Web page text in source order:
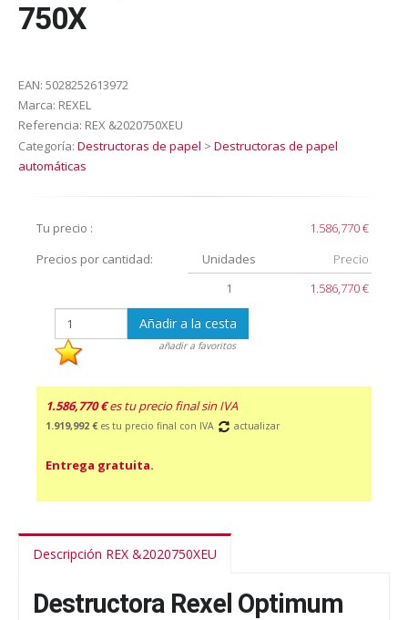
750X
EAN: 5028252613972
Marca: REXEL
Referencia: REX &2020750XEU
Categoría: Destructoras de papel > Destructoras de papel
automáticas
Tu precio :
1.586,770 €
Precios por cantidad:
Unidades
Precio
1
1.586,770 €
Añadir a la cesta
añadir a favoritos
1.586,770 € es tu precio final sin IVA
1.919,992 € es tu precio final con IVA actualizar
Entrega gratuita.
Descripción REX &2020750XEU
Destructora Rexel Optimum